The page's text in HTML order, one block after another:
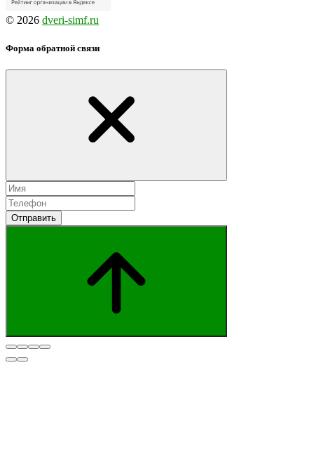
© 2026 dveri-simf.ru
Форма обратной связи